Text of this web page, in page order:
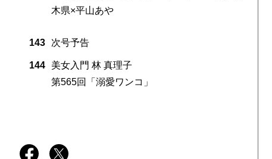
木県×平山あや
143 次号予告
144
美女入門 林 真理子
第565回「溺愛ワンコ」